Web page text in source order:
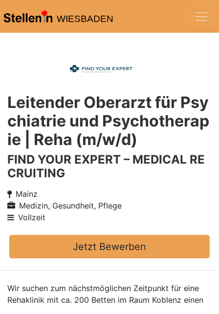
WIESBADEN
Leitender Oberarzt für Psy
chiatrie und Psychotherap
ie | Reha (m/w/d)
FIND YOUR EXPERT – MEDICAL RE
CRUITING
Mainz
Medizin, Gesundheit, Pflege
Vollzeit
Jetzt Bewerben
Wir suchen zum nächstmöglichen Zeitpunkt für eine
Rehaklinik mit ca. 200 Betten im Raum Koblenz einen